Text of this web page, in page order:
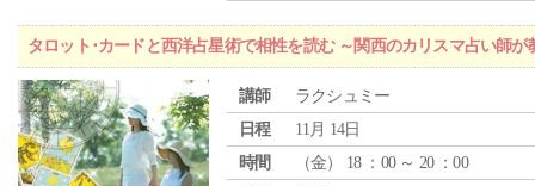
タロット･カードと西洋占星術で相性を読む ～関西のカリスマ占い師が
講師
ラクシュミー
日程
11月 14日
時間
（金） 18 ：00 ～ 20 ：00